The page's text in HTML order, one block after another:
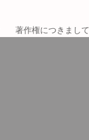
著作権につきまして